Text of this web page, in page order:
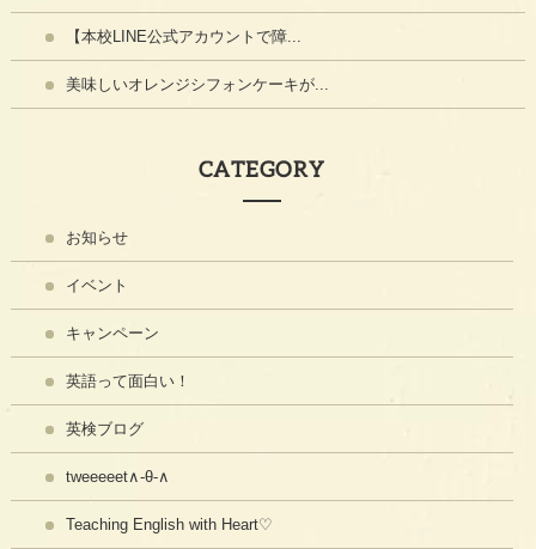
【本校LINE公式アカウントで障...
美味しいオレンジシフォンケーキが...
CATEGORY
お知らせ
イベント
キャンペーン
英語って面白い！
英検ブログ
tweeeeet∧-θ-∧
Teaching English with Heart♡